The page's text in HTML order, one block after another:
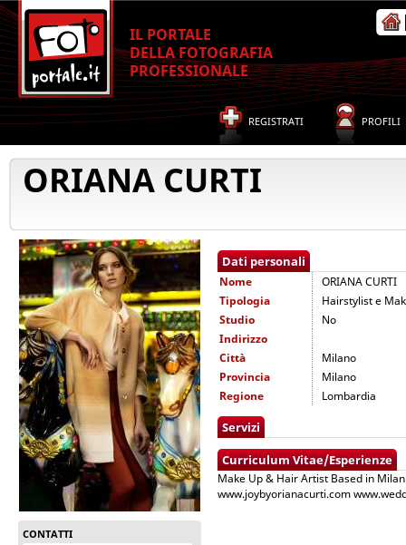
IL PORTALE
DELLA FOTOGRAFIA
PROFESSIONALE
REGISTRATI PROFILI
ORIANA CURTI
CONTATTI
Dati personali
Nome
ORIANA CURTI
Tipologia
Hairstylist e
Studio
No
Indirizzo
Città
Milano
Provincia
Milano
Regione
Lombardia
Servizi
Curriculum Vitae/Esperienze
Make Up & Hair Artist Based in
www.joybyorianacurti.com